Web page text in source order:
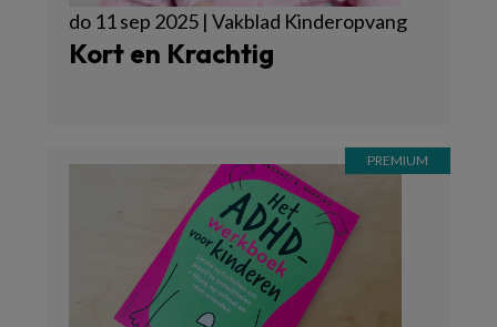
do 11 sep 2025 | Vakblad Kinderopvang
Kort en Krachtig